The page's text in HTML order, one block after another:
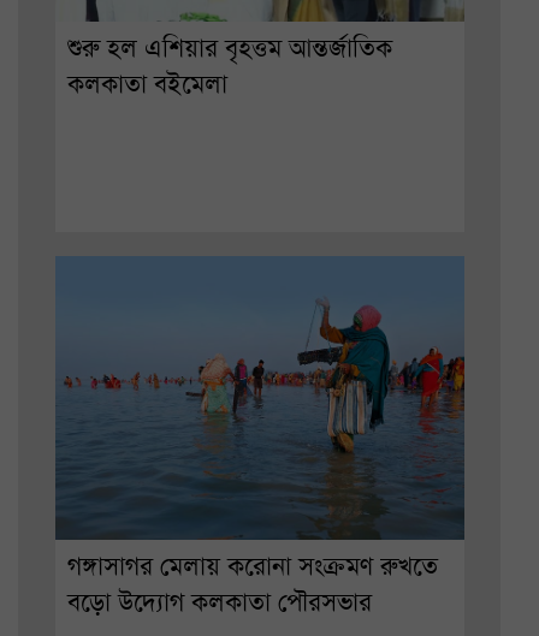
শুরু হল এশিয়ার বৃহত্তম আন্তর্জাতিক
কলকাতা বইমেলা
গঙ্গাসাগর মেলায় করোনা সংক্রমণ রুখতে
বড়ো উদ্যোগ কলকাতা পৌরসভার